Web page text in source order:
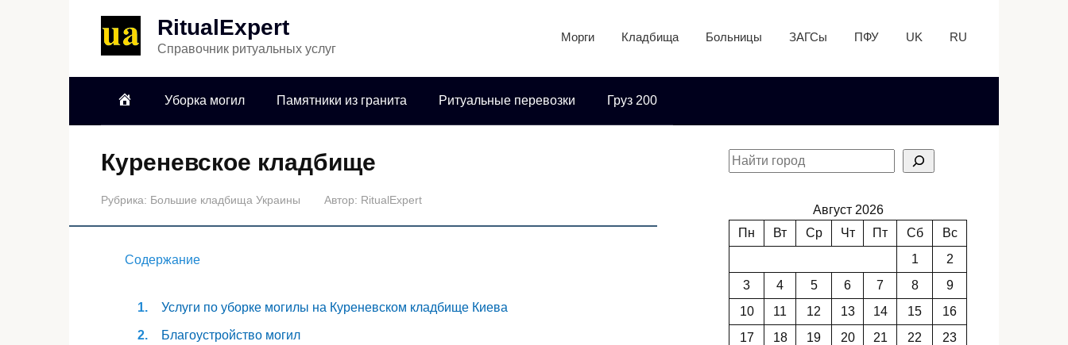
RitualExpert
Справочник ритуальных услуг
Морги Кладбища Больницы ЗАГСы ПФУ UK RU
Уборка могил Памятники из гранита Ритуальные перевозки Груз 200
Куреневское кладбище
Рубрика: Большие кладбища Украины Автор: RitualExpert
Содержание
Услуги по уборке могилы на Куреневском кладбище Киева
Благоустройство могил
Август 2026
Пн
Вт Ср Чт Пт Сб
Вс
1
2
3
4 5 6 7 8
9
10
11 12 13 14 15
16
17
18 19 20 21 22
23